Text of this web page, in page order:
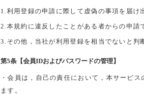
1.利用登録の申請に際して虚偽の事項を届け
2.本規約に違反したことがある者からの申請
3.その他，当社が利用登録を相当でないと判
第5条【会員IDおよびパスワードの管理】
・会員は，自己の責任において，本サービ
ます。